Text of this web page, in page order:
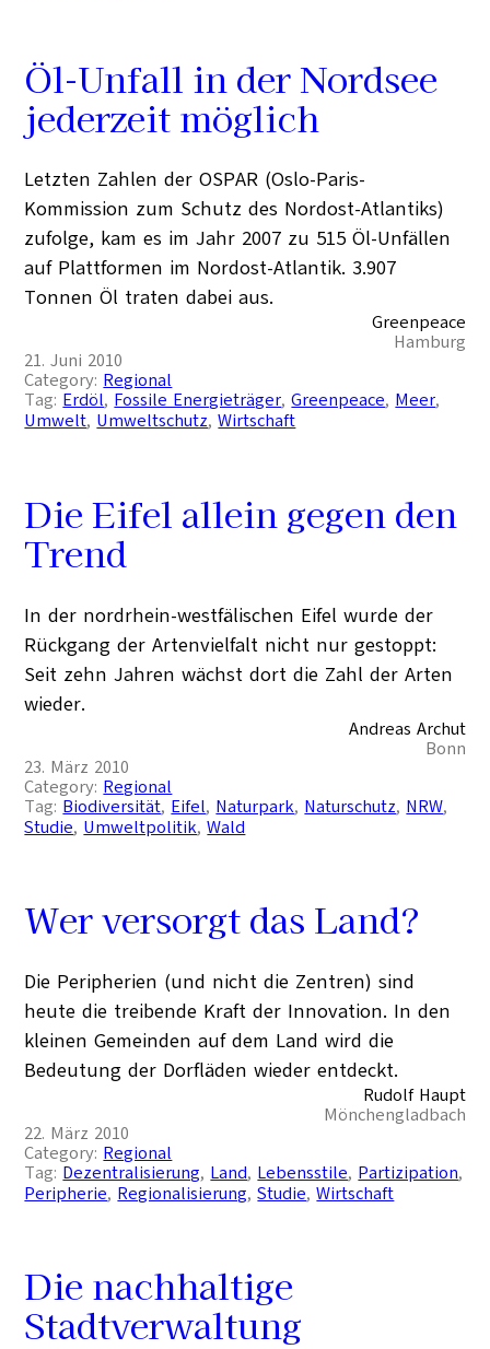
Öl-Unfall in der Nordsee
jederzeit möglich
Letzten Zahlen der OSPAR (Oslo-Paris-
Kommission zum Schutz des Nordost-Atlantiks)
zufolge, kam es im Jahr 2007 zu 515 Öl-Unfällen
auf Plattformen im Nordost-Atlantik. 3.907
Tonnen Öl traten dabei aus.
Greenpeace
Hamburg
21. Juni 2010
Category:Regional
Tag:Erdöl, Fossile Energieträger, Greenpeace, Meer
Umwelt, Umweltschutz, Wirtschaft
Die Eifel allein gegen den
Trend
In der nordrhein-westfälischen Eifel wurde der
Rückgang der Artenvielfalt nicht nur gestoppt:
Seit zehn Jahren wächst dort die Zahl der Arten
wieder.
Andreas Archut
Bonn
23. März 2010
Category: Regional
Tag: Biodiversität, Eifel, Naturpark, Naturschutz, NRW
Studie, Umweltpolitik, Wald
Wer versorgt das Land?
Die Peripherien (und nicht die Zentren) sind
heute die treibende Kraft der Innovation. In den
kleinen Gemeinden auf dem Land wird die
Bedeutung der Dorfläden wieder entdeckt.
Rudolf Haupt
Mönchengladbach
22. März 2010
Category: Regional
Tag: Dezentralisierung, Land, Lebensstile, Partizipation
Peripherie, Regionalisierung, Studie, Wirtschaft
Die nachhaltige
Stadtverwaltung